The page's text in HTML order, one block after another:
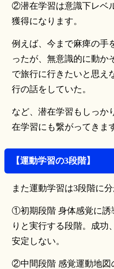
②潜在学習は意識下レベ
獲得になります。
例えば、今まで麻痺の手
ったが、無意識的に動か
で旅行に行きたいと思え
行の話をしていた。
など、潜在学習もしっか
在学習にも繋がってきま
【運動学習の3段階】
また運動学習は3段階に分
①初期段階 身体感覚に誘
りと実行する段階。成功
安定しない。
②中間段階 感覚運動地図